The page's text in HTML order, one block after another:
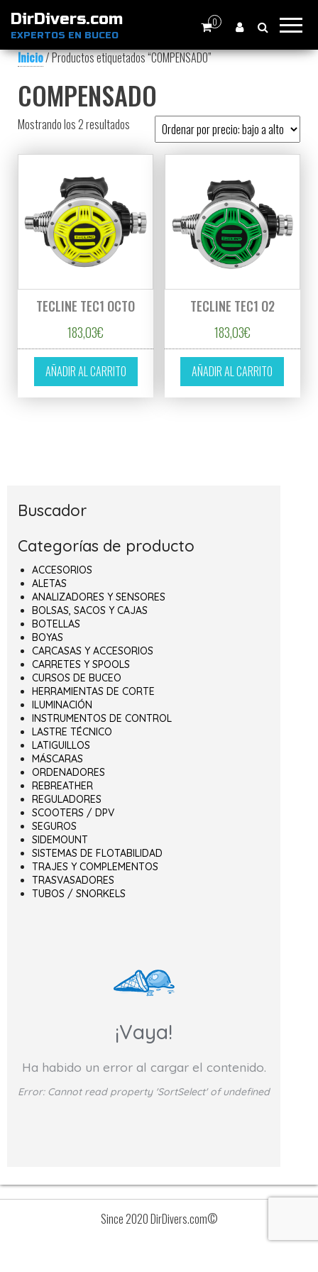
DirDivers.com
EXPERTOS EN BUCEO
0
Inicio/ Productos etiquetados “COMPENSADO”
COMPENSADO
Mostrando los 2 resultados Ordenado por precio: bajo a alto
TECLINE TEC1 OCTO
183,03€
AÑADIR AL CARRITO
TECLINE TEC1 O2
183,03€
AÑADIR AL CARRITO
Buscador
Categorías de producto
ACCESORIOS
ALETAS
ANALIZADORES Y SENSORES
BOLSAS, SACOS Y CAJAS
BOTELLAS
BOYAS
CARCASAS Y ACCESORIOS
CARRETES Y SPOOLS
CURSOS DE BUCEO
HERRAMIENTAS DE CORTE
ILUMINACIÓN
INSTRUMENTOS DE CONTROL
LASTRE TÉCNICO
LATIGUILLOS
MÁSCARAS
ORDENADORES
REBREATHER
REGULADORES
SCOOTERS / DPV
SEGUROS
SIDEMOUNT
SISTEMAS DE FLOTABILIDAD
TRAJES Y COMPLEMENTOS
TRASVASADORES
TUBOS / SNORKELS
¡Vaya!
Ha habido un error al cargar el contenido.
Error: Cannot read property 'SortSelect' of undefined
Since 2020 DirDivers.com©